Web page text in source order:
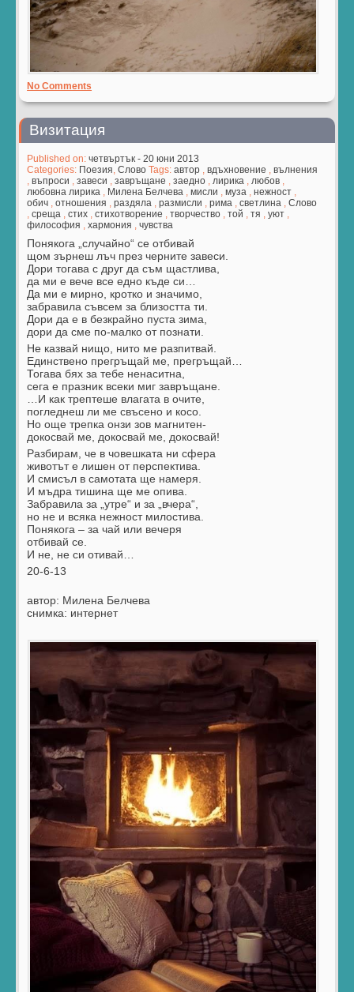
No Comments
Визитация
Published on:четвъртък - 20 юни 2013
Categories: Поезия,Слово Tags:автор ,вдъхновение ,вълнения
,въпроси ,завеси ,завръщане ,заедно ,лирика ,любов ,
любовна лирика , Милена Белчева ,мисли ,муза ,нежност ,
обич ,отношения ,раздяла ,размисли ,рима ,светлина ,Слово
,среща ,стих ,стихотворение ,творчество ,той ,тя ,уют ,
философия ,хармония ,чувства
Понякога „случайно“ се отбивай
щом зърнеш лъч през черните завеси.
Дори тогава с друг да съм щастлива,
да ми е вече все едно къде си…
Да ми е мирно, кротко и значимо,
забравила съвсем за близостта ти.
Дори да е в безкрайно пуста зима,
дори да сме по-малко от познати.
Не казвай нищо, нито ме разпитвай.
Единствено прегръщай ме, прегръщай…
Тогава бях за тебе ненаситна,
сега е празник всеки миг завръщане.
…И как трептеше влагата в очите,
погледнеш ли ме свъсено и косо.
Но още трепка онзи зов магнитен-
докосвай ме, докосвай ме, докосвай!
Разбирам, че в човешката ни сфера
животът е лишен от перспектива.
И смисъл в самотата ще намеря.
И мъдра тишина ще ме опива.
Забравила за „утре“ и за „вчера“,
но не и всяка нежност милостива.
Понякога – за чай или вечеря
отбивай се.
И не, не си отивай…
20-6-13
автор: Милена Белчева
снимка: интернет